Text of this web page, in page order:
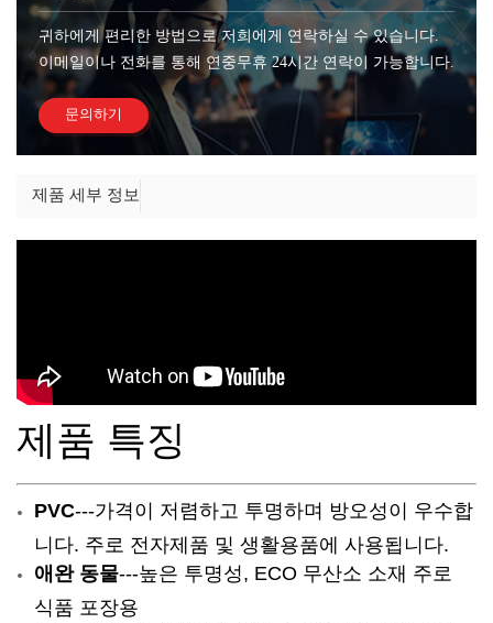
귀하에게 편리한 방법으로 저희에게 연락하실 수 있습니다.
이메일이나 전화를 통해 연중무휴 24시간 연락이 가능합니다.
문의하기
제품 세부 정보
제품 특징
PVC---가격이 저렴하고 투명하며 방오성이 우수합
니다. 주로 전자제품 및 생활용품에 사용됩니다.
애완 동물---높은 투명성, ECO 무산소 소재 주로
식품 포장용